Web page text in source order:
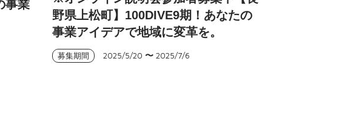
事業
野県上松町】100DIVE9期！あなたの
事業アイデアで地域に変革を。
募集期間 2025/5/20 〜2025/7/6